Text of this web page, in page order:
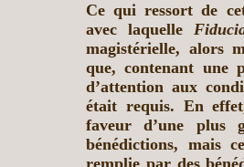
Ce qui ressort de
avec laquelle
magistérielle, alors
que, contenant une
d’attention aux
était requis. En
faveur d’une plus
bénédictions, mais